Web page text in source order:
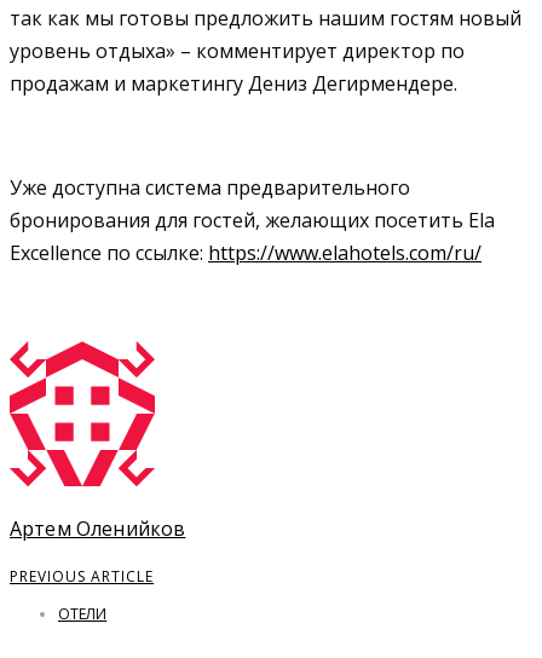
так как мы готовы предложить нашим гостям новый
уровень отдыха» – комментирует директор по
продажам и маркетингу Дениз Дегирмендере.
Уже доступна система предварительного
бронирования для гостей, желающих посетить Ela
Excellence по ссылке: https://www.elahotels.com/ru/
Артем Оленийков
PREVIOUS ARTICLE
ОТЕЛИ